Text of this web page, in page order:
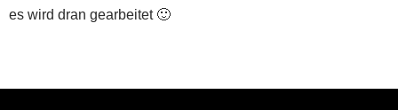
es wird dran gearbeitet 🙂